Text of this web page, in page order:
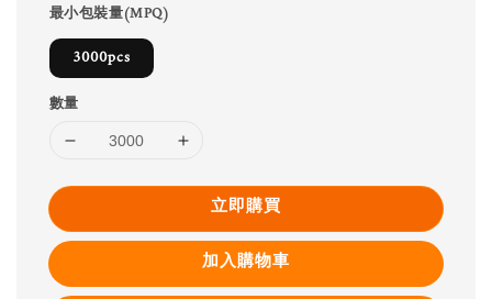
最小包裝量(MPQ)
3000pcs
數量
立即購買
加入購物車